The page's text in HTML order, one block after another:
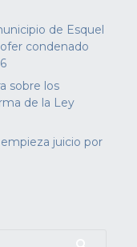
de Esquel
condenado
sobre los
de la Ley
juicio por